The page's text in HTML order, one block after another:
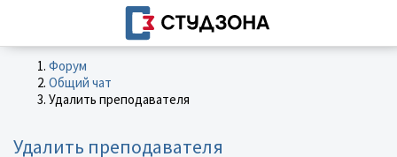
Форум
Общий чат
Удалить преподавателя
Удалить преподавателя